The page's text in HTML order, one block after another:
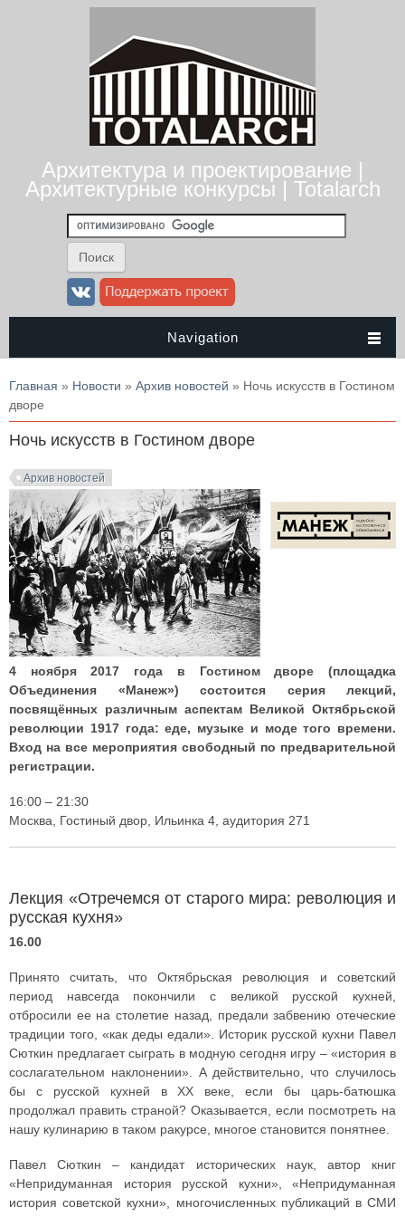
Архитектура и проектирование |
Архитектурные конкурсы | Totalarch
Navigation
Вы здесь
Главная » Новости » Архив новостей » Ночь искусств в Гостином
дворе
Ночь искусств в Гостином дворе
Архив новостей
4 ноября 2017 года в Гостином дворе (площадка
Объединения «Манеж») состоится серия лекций,
посвящённых различным аспектам Великой Октябрьской
революции 1917 года: еде, музыке и моде того времени.
Вход на все мероприятия свободный по предварительной
регистрации.
16:00 – 21:30
Москва, Гостиный двор, Ильинка 4, аудитория 271
Лекция «Отречемся от старого мира: революция и
русская кухня»
16.00
Принято считать, что Октябрьская революция и советский
период навсегда покончили с великой русской кухней,
отбросили ее на столетие назад, предали забвению отеческие
традиции того, «как деды едали». Историк русской кухни Павел
Сюткин предлагает сыграть в модную сегодня игру – «история в
сослагательном наклонении». А действительно, что случилось
бы с русской кухней в XX веке, если бы царь-батюшка
продолжал править страной? Оказывается, если посмотреть на
нашу кулинарию в таком ракурсе, многое становится понятнее.
Павел Сюткин – кандидат исторических наук, автор книг
«Непридуманная история русской кухни», «Непридуманная
история советской кухни», многочисленных публикаций в СМИ